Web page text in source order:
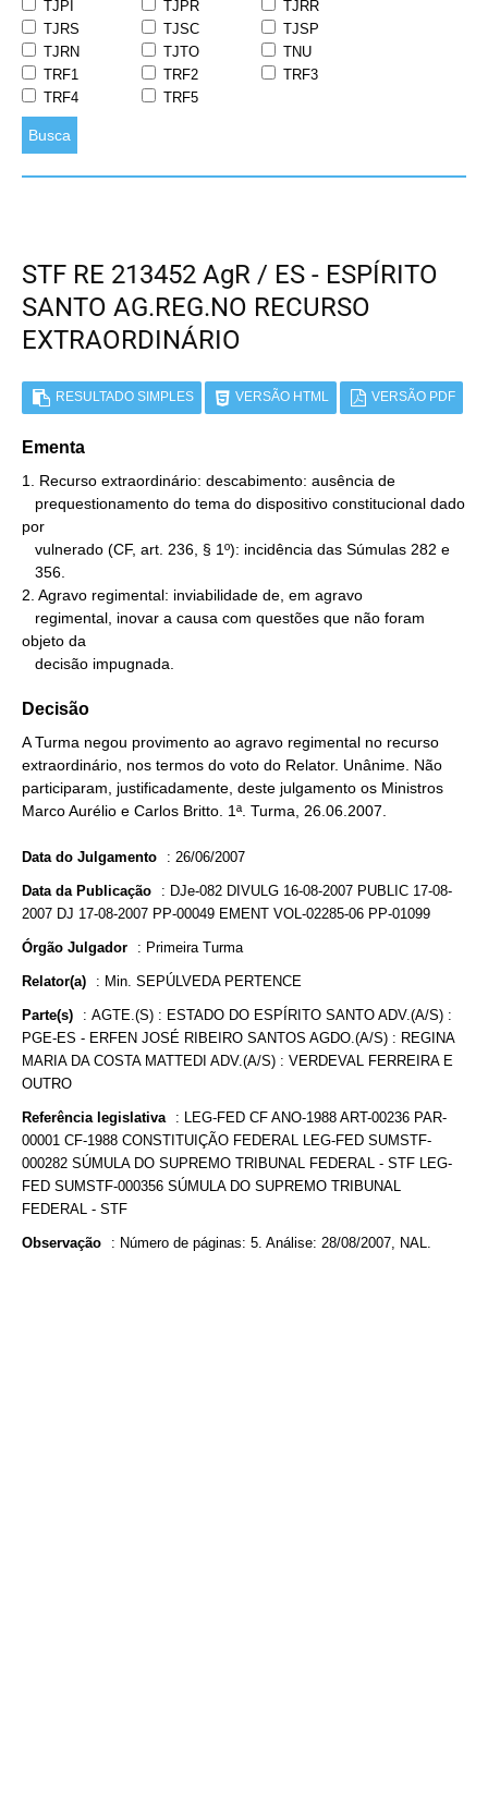
TJPI
TJPR
TJRR
TJRS
TJSC
TJSP
TJRN
TJTO
TNU
TRF1
TRF2
TRF3
TRF4
TRF5
Busca
STF RE 213452 AgR / ES - ESPÍRITO
SANTO AG.REG.NO RECURSO
EXTRAORDINÁRIO
RESULTADO SIMPLES VERSÃO HTML VERSÃO PDF
Ementa
1. Recurso extraordinário: descabimento: ausência de
por
2. Agravo regimental: inviabilidade de, em agravo
objeto da
   decisão impugnada.
Decisão
A Turma negou provimento ao agravo regimental no recurso
extraordinário, nos termos do voto do Relator. Unânime. Não
participaram, justificadamente, deste julgamento os Ministros
Marco Aurélio e Carlos Britto. 1ª. Turma, 26.06.2007.
Data do Julgamento : 26/06/2007
Data da Publicação : DJe-082 DIVULG 16-08-2007 PUBLIC 17-08-
2007 DJ 17-08-2007 PP-00049 EMENT VOL-02285-06 PP-01099
Órgão Julgador : Primeira Turma
Relator(a) : Min. SEPÚLVEDA PERTENCE
Parte(s) : AGTE.(S) : ESTADO DO ESPÍRITO SANTO ADV.(A/S) :
PGE-ES - ERFEN JOSÉ RIBEIRO SANTOS AGDO.(A/S) : REGINA
MARIA DA COSTA MATTEDI ADV.(A/S) : VERDEVAL FERREIRA E
OUTRO
Referência legislativa : LEG-FED CF ANO-1988 ART-00236 PAR-
00001 CF-1988 CONSTITUIÇÃO FEDERAL LEG-FED SUMSTF-
000282 SÚMULA DO SUPREMO TRIBUNAL FEDERAL - STF LEG-
FED SUMSTF-000356 SÚMULA DO SUPREMO TRIBUNAL
FEDERAL - STF
Observação : Número de páginas: 5. Análise: 28/08/2007, NAL.